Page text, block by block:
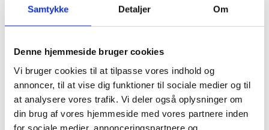
Samtykke Detaljer Om
Denne hjemmeside bruger cookies
Vi bruger cookies til at tilpasse vores indhold og
annoncer, til at vise dig funktioner til sociale medier og til
at analysere vores trafik. Vi deler også oplysninger om
din brug af vores hjemmeside med vores partnere inden
for sociale medier, annonceringspartnere og
Praktikophold i Tanzania
Et praktikophold i den danske udenrigstjeneste
lejlighed til at få indblik i dansk diplomati og at
prøve dine færdigheder af i et internationalt
miljø.